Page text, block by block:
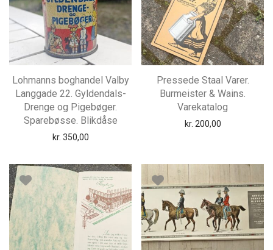
Lohmanns boghandel Valby
Langgade 22. Gyldendals-
Drenge og Pigebøger.
Sparebøsse. Blikdåse
kr. 350,00
Pressede Staal Varer.
Burmeister & Wains.
Varekatalog
kr. 200,00